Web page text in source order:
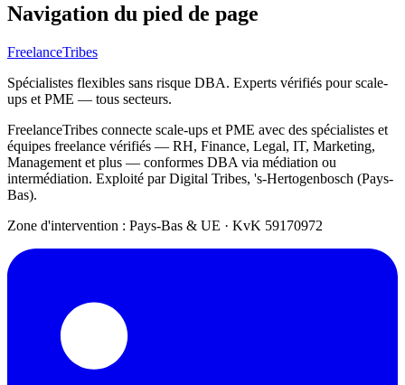
Navigation du pied de page
FreelanceTribes
Spécialistes flexibles sans risque DBA. Experts vérifiés pour scale-
ups et PME — tous secteurs.
FreelanceTribes connecte scale-ups et PME avec des spécialistes et
équipes freelance vérifiés — RH, Finance, Legal, IT, Marketing,
Management et plus — conformes DBA via médiation ou
intermédiation. Exploité par Digital Tribes, 's-Hertogenbosch (Pays-
Bas).
Zone d'intervention : Pays-Bas & UE · KvK 59170972